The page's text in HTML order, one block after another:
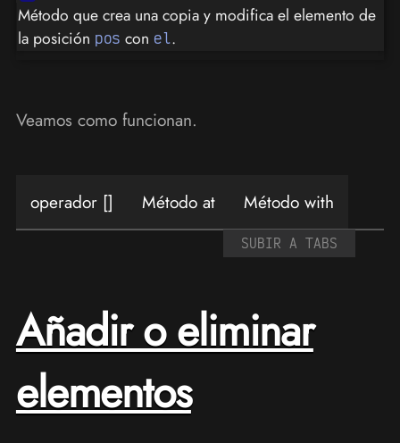
Método que crea una copia y modifica el elemento de
la posición pos con el.
Veamos como funcionan.
operador [] Método at Método with
SUBIR A TABS
Añadir o eliminar
elementos